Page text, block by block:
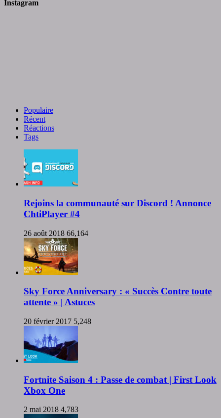
Instagram
Populaire
Récent
Réactions
Tags
Rejoins la communauté sur Discord ! Annonce
ChtiPlayer #4
26 août 2018 66,164
Sky Force Anniversary : « Succès Contre toute
attente » | Astuces
20 février 2017 5,248
Fortnite Saison 4 : Passe de combat | First Look
Xbox One
2 mai 2018 4,783